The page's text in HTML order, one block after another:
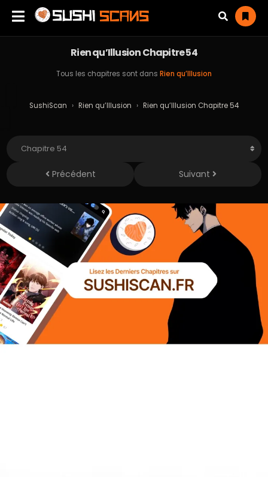
Rien qu’Illusion Chapitre 54
Tous les chapitres sont dans Rien qu’Illusion
SushiScan › Rien qu’Illusion › Rien qu’Illusion Chapitre 54
Précédent Suivant